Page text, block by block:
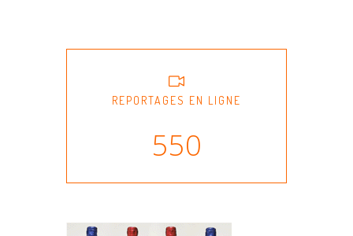
REPORTAGES EN LIGNE
550